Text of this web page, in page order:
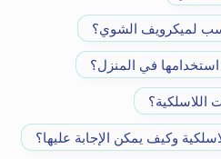
لميكرويف الشوي؟
في المنزل؟
اللاسلكية؟
وكيف يمكن الإجابة عليها؟